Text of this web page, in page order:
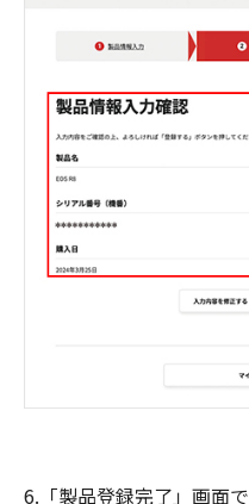
6.「製品登録完了」画面で